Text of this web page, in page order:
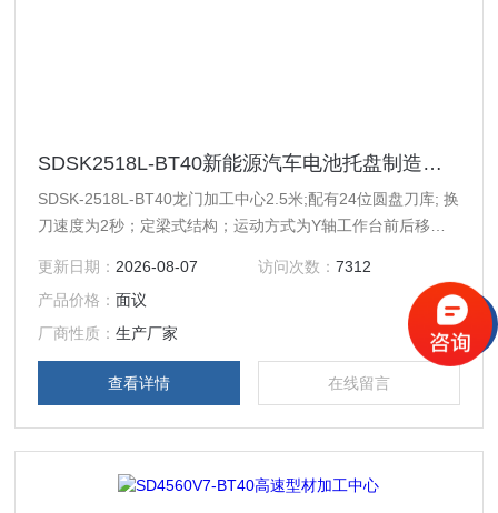
SDSK2518L-BT40新能源汽车电池托盘制造厂家
SDSK-2518L-BT40龙门加工中心2.5米;配有24位圆盘刀库; 换
刀速度为2秒；定梁式结构；运动方式为Y轴工作台前后移
中心，龙门加工中心；适用加工领域：新能源汽车电池托盘，
铝型材托盘，铝盖板，铝保护壳，各类铝型材产品深加工。
更新日期： 2026-08-07 访问次数： 7312
产品价格：面议
厂商性质：生产厂家
查看详情 在线留言